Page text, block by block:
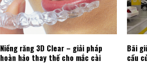
Niềng răng 3D Clear – giải pháp
hoàn hảo thay thế cho mắc cài
Bãi
cầu